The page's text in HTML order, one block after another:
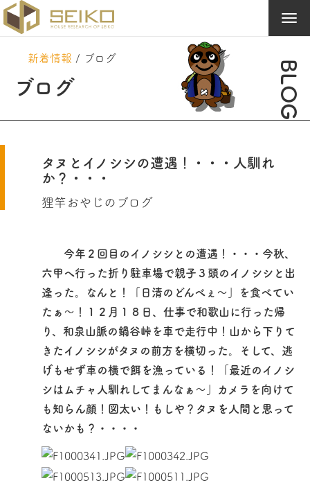
ブログ BLOG
新着情報 / ブログ
タヌとイノシシの遭遇！・・・人馴れ
か？・・・
狸竿おやじのブログ
今年２回目のイノシシとの遭遇！・・・今秋、
六甲へ行った折り駐車場で親子３頭のイノシシと出
逢った。なんと！「日清のどんべぇ～」を食べてい
たぁ～！１２月１８日、仕事で和歌山に行った帰
り、和泉山脈の鍋谷峠を車で走行中！山から下りて
きたイノシシがタヌの前方を横切った。そして、逃
げもせず車の横で餌を漁っている！「最近のイノシ
シはムチャ人馴れしてまんなぁ～」カメラを向けて
も知らん顔！図太い！もしや？タヌを人間と思って
ないかも？・・・・